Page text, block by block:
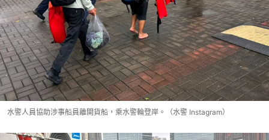
水警人員協助涉事船員離開貨船，乘水警輪登岸。（水警 Instagram）